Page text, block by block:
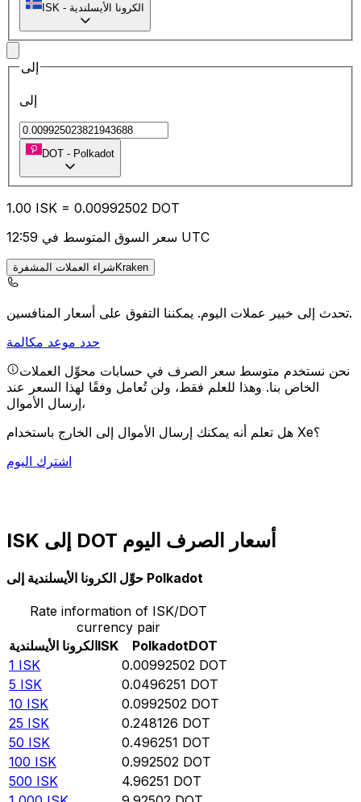
ISK - الكرونا الأيسلندية
إلى
إلى
DOT - Polkadot
1.00 ISK = 0.00992502 DOT
سعر السوق المتوسط في 12:59 UTC
شراء العملات المشفرةKraken
تحدث إلى خبير عملات اليوم.يمكننا التفوق على أسعار المنافسين.
حدد موعد مكالمة
نحن نستخدم متوسط سعر الصرف في حسابات محوِّل العملات
الخاص بنا. وهذا للعلم فقط، ولن تُعامل وفقًا لهذا السعر عند
إرسال الأموال،
هل تعلم أنه يمكنك إرسال الأموال إلى الخارج باستخدام Xe؟
اشترك اليوم
ISK إلى DOT أسعار الصرف اليوم
حوِّل الكرونا الأيسلندية إلى Polkadot
Rate information of ISK/DOT
currency pair
الكرونا الأيسلنديةISK PolkadotDOT
1 ISK 0.00992502 DOT
5 ISK 0.0496251 DOT
10 ISK 0.0992502 DOT
25 ISK 0.248126 DOT
50 ISK 0.496251 DOT
100 ISK 0.992502 DOT
500 ISK 4.96251 DOT